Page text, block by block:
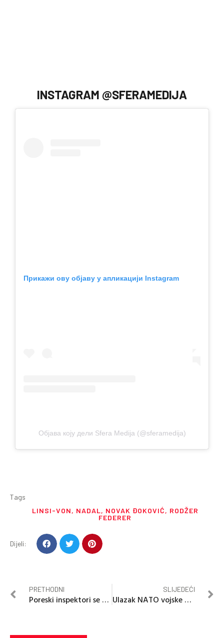
INSTAGRAM @SFERAMEDIJA
Прикажи ову објаву у апликацији Instagram
Објава коју дели Sfera Medija (@sferamedija)
Tags
LINSI-VON, NADAL, NOVAK ĐOKOVIĆ, RODŽER
FEDERER
Dijeli:
PRETHODNI
Poreski inspektori se nagodili sa Tužilaštvom
SLIJEDEĆI
Ulazak NATO vojske u Ukrajinu bi mogao da izazove treći svjetski rat